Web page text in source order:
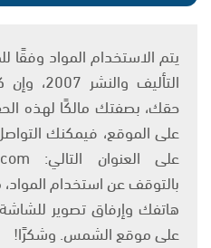
التأليف
حقك، بصفتك مالكًا لهذه
على الموقع، فيمكنك التواصل
بالتوقف عن استخدام
هاتفك وإرفاق تصوير
على موقع الشمس. وشكرًا!